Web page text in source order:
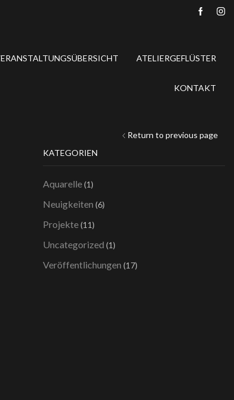
ATELIERGEFLÜSTER
KONTAKT
Return to previous page
KATEGORIEN
Aquarelle(1)
Neuigkeiten (6)
Projekte(11)
Uncategorized (1)
Veröffentlichungen (17)